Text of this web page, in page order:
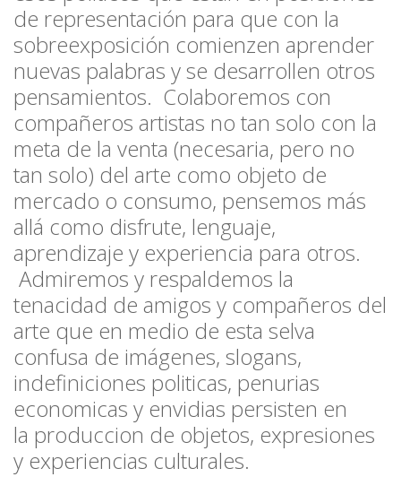
de representación para que con la
sobreexposición comienzen aprender
nuevas palabras y se desarrollen otros
pensamientos. Colaboremos con
compañeros artistas no tan solo con la
meta de la venta (necesaria, pero no
tan solo) del arte como objeto de
mercado o consumo, pensemos más
allá como disfrute, lenguaje,
aprendizaje y experiencia para otros.
Admiremos y respaldemos la
tenacidad de amigos y compañeros del
arte que en medio de esta selva
confusa de imágenes, slogans,
indefiniciones politicas, penurias
economicas y envidias persisten en
la produccion de objetos, expresiones
y experiencias culturales.